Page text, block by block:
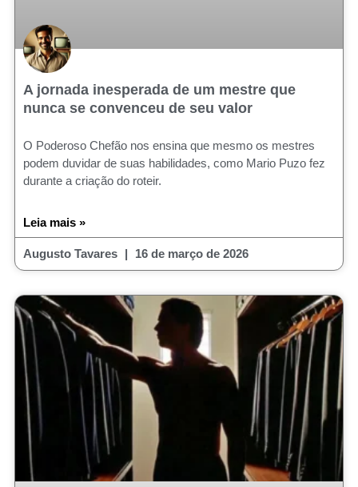
A jornada inesperada de um mestre que
nunca se convenceu de seu valor
O Poderoso Chefão nos ensina que mesmo os mestres
podem duvidar de suas habilidades, como Mario Puzo fez
durante a criação do roteir.
Leia mais »
Augusto Tavares 16 de março de 2026